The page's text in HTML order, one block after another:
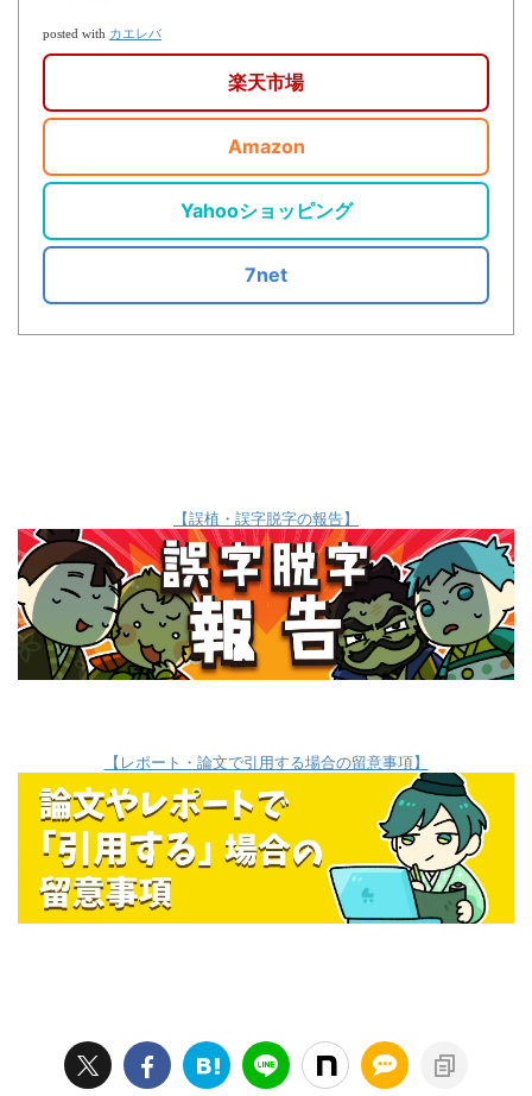
posted with カエレバ
楽天市場
Amazon
Yahooショッピング
7net
【誤植・誤字脱字の報告】
【レポート・論文で引用する場合の留意事項】